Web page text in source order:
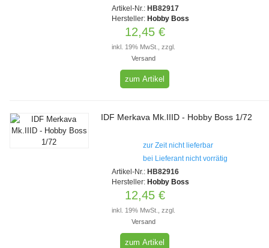
Artikel-Nr.: HB82917
Hersteller: Hobby Boss
12,45 €
inkl. 19% MwSt., zzgl.
Versand
zum Artikel
IDF Merkava Mk.IIID - Hobby Boss 1/72
zur Zeit nicht lieferbar
bei Lieferant nicht vorrätig
Artikel-Nr.: HB82916
Hersteller: Hobby Boss
12,45 €
inkl. 19% MwSt., zzgl.
Versand
zum Artikel